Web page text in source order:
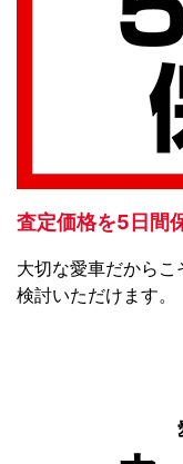
査定価格を5日間
大切な愛車だから
検討いただけます。